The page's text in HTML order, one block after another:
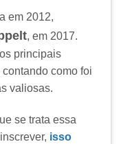
em 2012,
, em 2017.
principais
como foi
valiosas.
se trata essa
isso